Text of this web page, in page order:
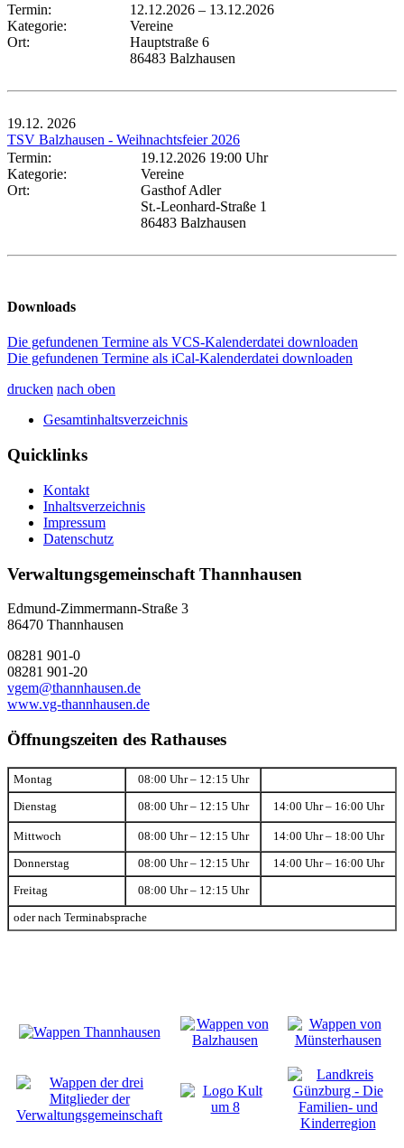
Termin:
12.12.2026 – 13.12.2026
Kategorie:
Vereine
Ort:
Hauptstraße 6
86483 Balzhausen
19.12. 2026
TSV Balzhausen - Weihnachtsfeier 2026
Termin:
19.12.2026 19:00 Uhr
Kategorie:
Vereine
Ort:
Gasthof Adler
St.-Leonhard-Straße 1
86483 Balzhausen
Downloads
Die gefundenen Termine als VCS-Kalenderdatei downloaden
Die gefundenen Termine als iCal-Kalenderdatei downloaden
drucken nach oben
Gesamtinhaltsverzeichnis
Quicklinks
Kontakt
Inhaltsverzeichnis
Impressum
Datenschutz
Verwaltungsgemeinschaft Thannhausen
Edmund-Zimmermann-Straße 3
86470 Thannhausen
08281 901-0
08281 901-20
vgem@thannhausen.de
www.vg-thannhausen.de
Öffnungszeiten des Rathauses
Montag 08:00 Uhr – 12:15 Uhr
Dienstag 08:00 Uhr – 12:15 Uhr 14:00 Uhr – 16:00 Uhr
Mittwoch 08:00 Uhr – 12:15 Uhr 14:00 Uhr – 18:00 Uhr
Donnerstag 08:00 Uhr – 12:15 Uhr 14:00 Uhr – 16:00 Uhr
Freitag 08:00 Uhr – 12:15 Uhr
oder nach Terminabsprache